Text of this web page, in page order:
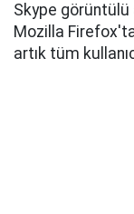
Skype görüntülü
Mozilla
artık tüm